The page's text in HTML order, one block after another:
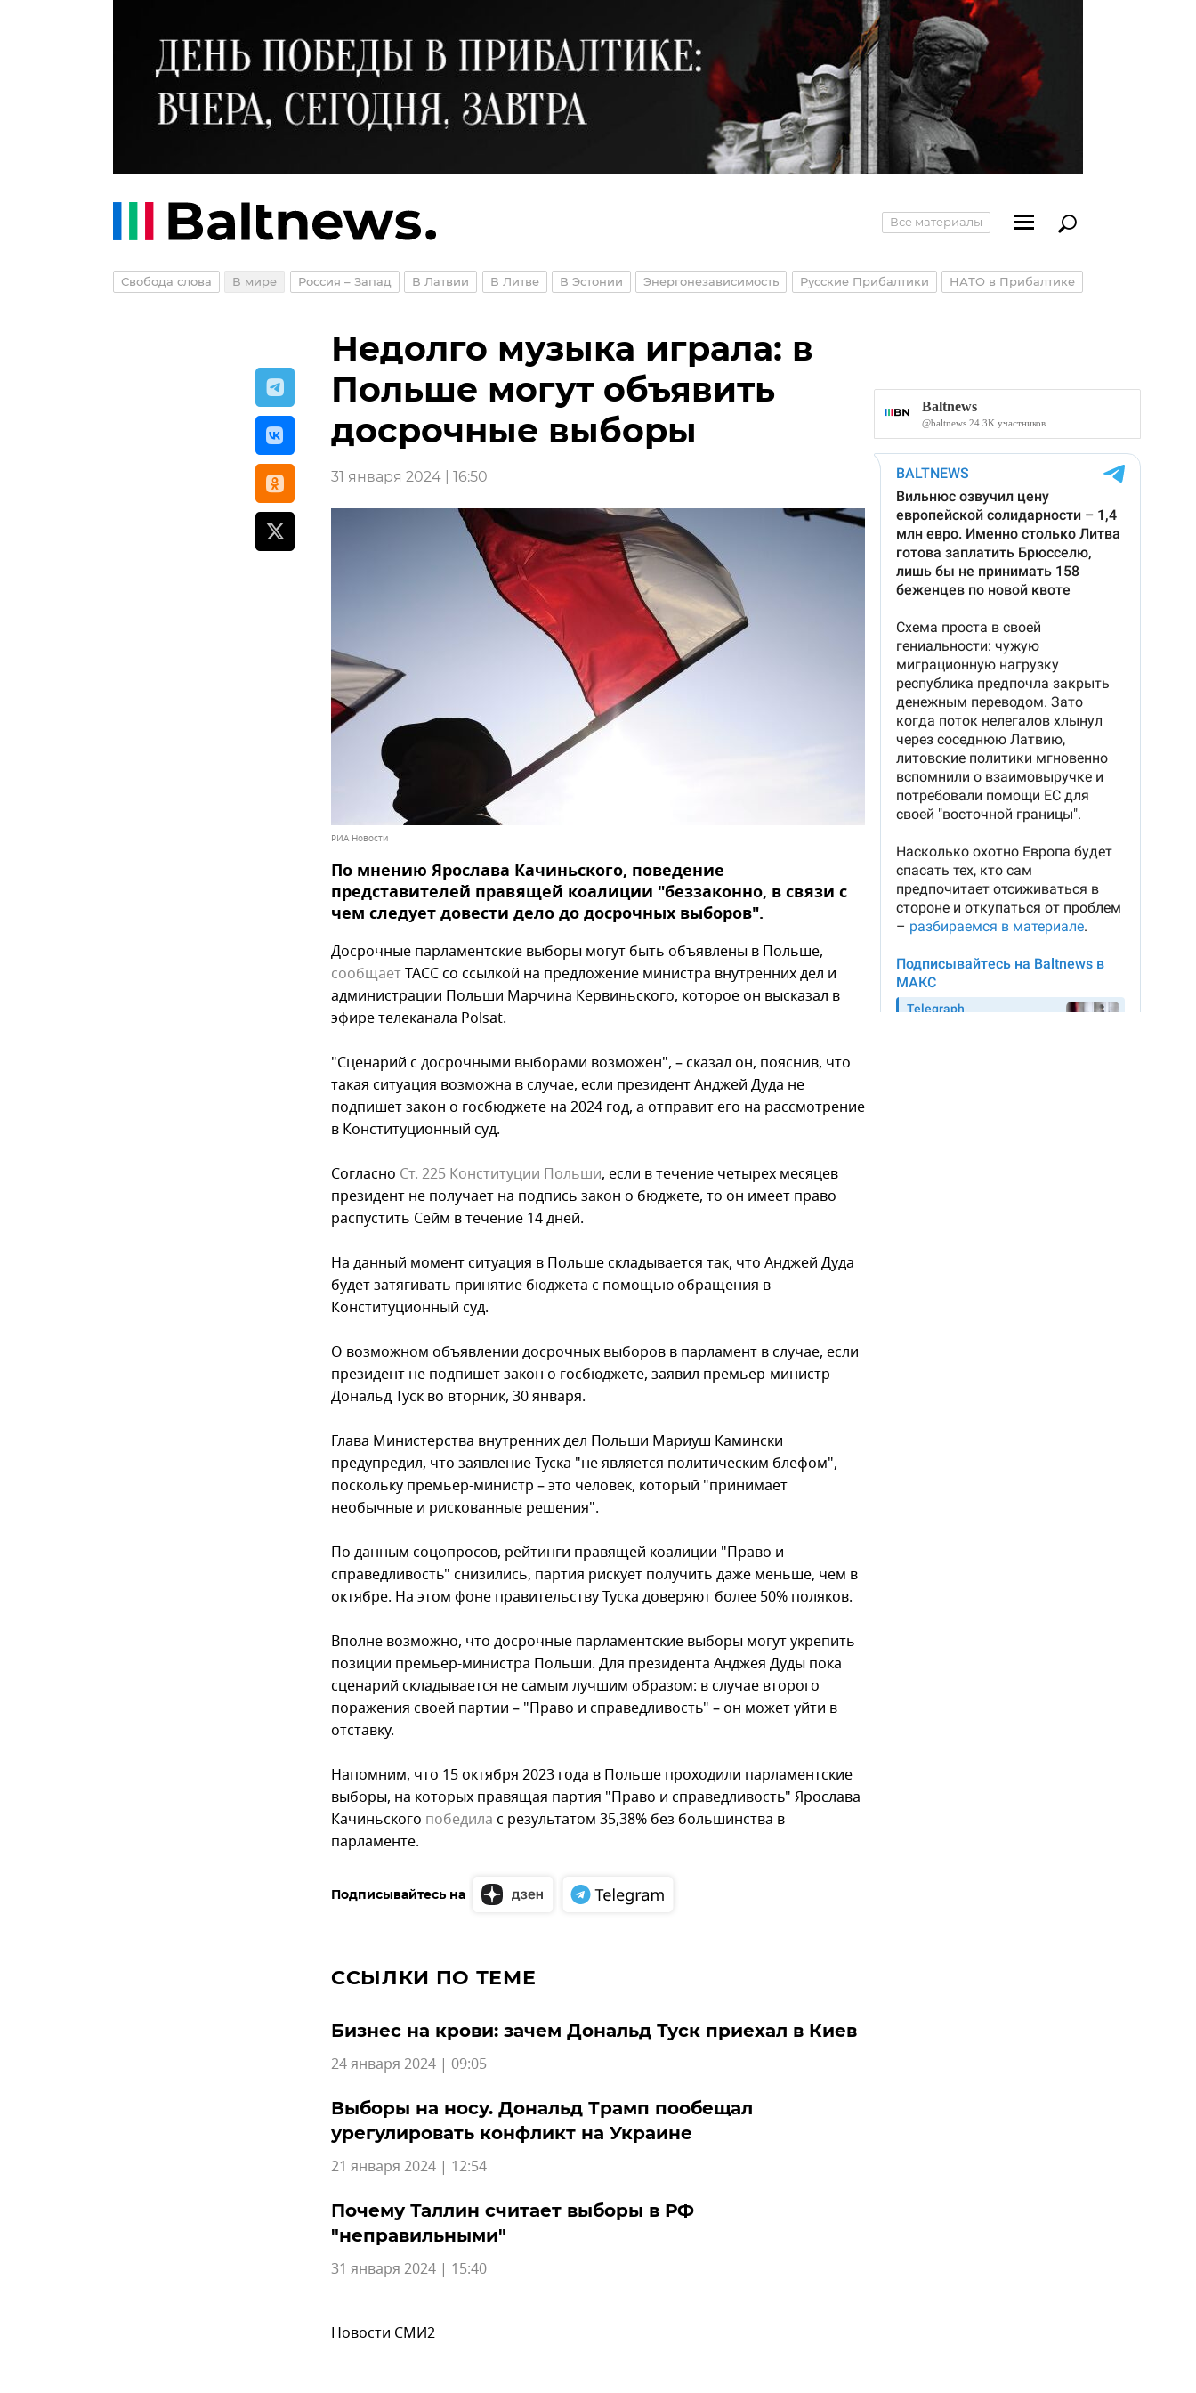
Все материалы
Свобода слова В мире Россия – Запад В Латвии В Литве В Эстонии Энергонезависимость Русские Прибалтики НАТО в Прибалтике
Недолго музыка играла: в
Польше могут объявить
досрочные выборы
31 января 2024 | 16:50
РИА Новости
По мнению Ярослава Качиньского, поведение
представителей правящей коалиции "беззаконно, в связи с
чем следует довести дело до досрочных выборов".
Досрочные парламентские выборы могут быть объявлены в Польше,
сообщаетТАСС со ссылкой на предложение министра внутренних дел и
администрации Польши Марчина Кервиньского, которое он высказал в
эфире телеканала Polsat.
"Сценарий с досрочными выборами возможен", – сказал он, пояснив, что
такая ситуация возможна в случае, если президент Анджей Дуда не
подпишет закон о госбюджете на 2024 год, а отправит его на рассмотрение
в Конституционный суд.
Согласно Ст. 225 Конституции Польши, если в течение четырех месяцев
президент не получает на подпись закон о бюджете, то он имеет право
распустить Сейм в течение 14 дней.
На данный момент ситуация в Польше складывается так, что Анджей Дуда
будет затягивать принятие бюджета с помощью обращения в
Конституционный суд.
О возможном объявлении досрочных выборов в парламент в случае, если
президент не подпишет закон о госбюджете, заявил премьер-министр
Дональд Туск во вторник, 30 января.
Глава Министерства внутренних дел Польши Мариуш Камински
предупредил, что заявление Туска "не является политическим блефом",
поскольку премьер-министр – это человек, который "принимает
необычные и рискованные решения".
По данным соцопросов, рейтинги правящей коалиции "Право и
справедливость" снизились, партия рискует получить даже меньше, чем в
октябре. На этом фоне правительству Туска доверяют более 50% поляков.
Вполне возможно, что досрочные парламентские выборы могут укрепить
позиции премьер-министра Польши. Для президента Анджея Дуды пока
сценарий складывается не самым лучшим образом: в случае второго
поражения своей партии – "Право и справедливость" – он может уйти в
отставку.
Напомним, что 15 октября 2023 года в Польше проходили парламентские
выборы, на которых правящая партия "Право и справедливость" Ярослава
Качиньского победила с результатом 35,38% без большинства в
парламенте.
Подписывайтесь на
ССЫЛКИ ПО ТЕМЕ
Бизнес на крови: зачем Дональд Туск приехал в Киев
24 января 2024 | 09:05
Выборы на носу. Дональд Трамп пообещал
урегулировать конфликт на Украине
21 января 2024 | 12:54
Почему Таллин считает выборы в РФ
"неправильными"
31 января 2024 | 15:40
Новости СМИ2